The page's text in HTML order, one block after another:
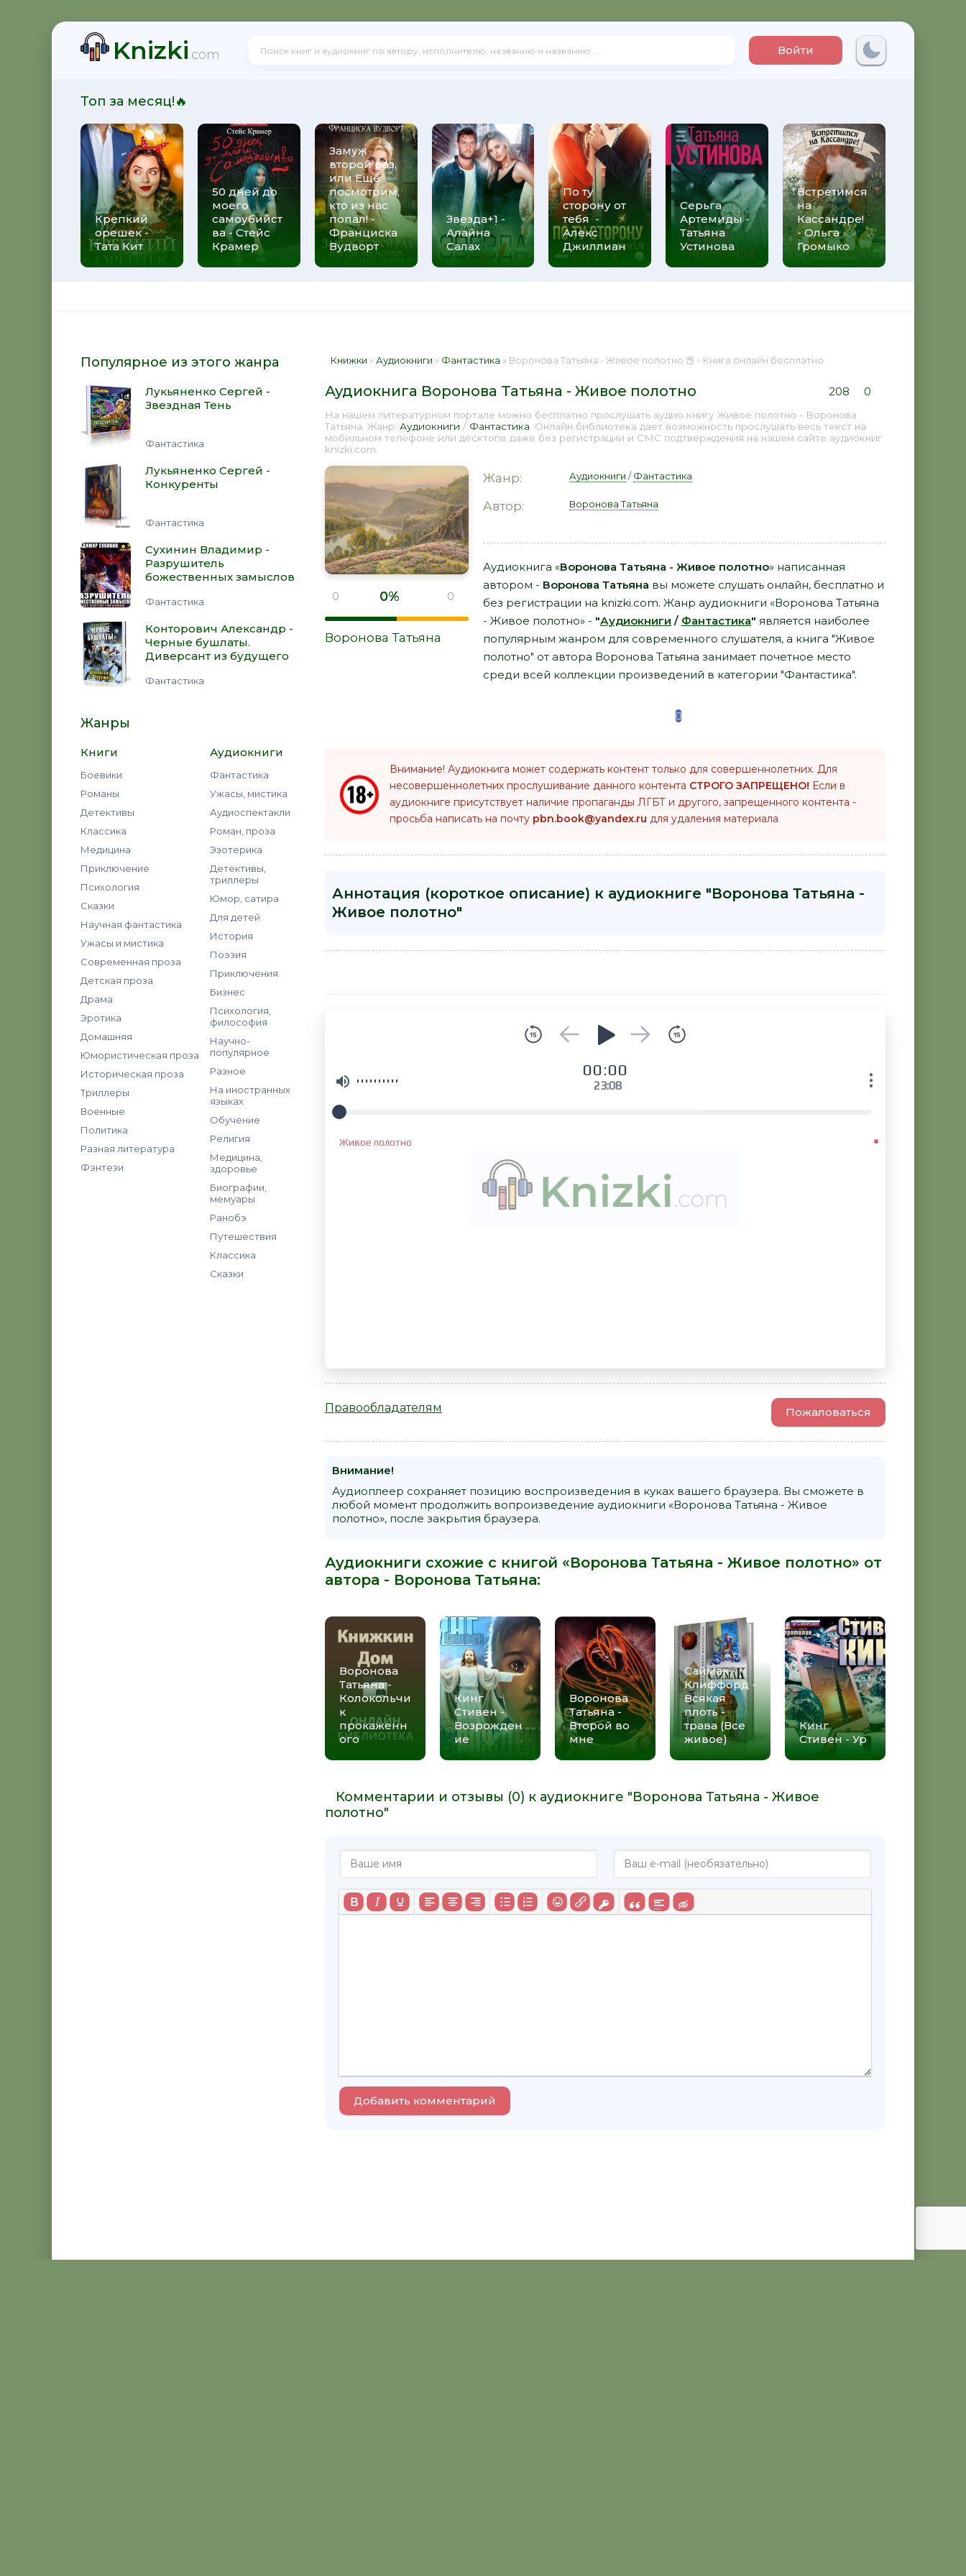
Knizki.com Войти
Топ за месяц!🔥
Крепкий
орешек -
Тата Кит
50 дней до
моего
самоубийст
ва - Стейс
Крамер
Замуж
второй раз,
или Ещё
посмотрим,
кто из нас
попал! -
Франциска
Вудворт
Звезда+1 -
Алайна
Салах
По ту
сторону от
тебя -
Алекс
Джиллиан
Серьга
Артемиды -
Татьяна
Устинова
Встретимся
на
Кассандре!
- Ольга
Громыко
Популярное из этого жанра
Лукьяненко Сергей -
Звездная Тень
Фантастика
Лукьяненко Сергей -
Конкуренты
Фантастика
Сухинин Владимир -
Разрушитель
божественных замыслов
Фантастика
Конторович Александр -
Черные бушлаты.
Диверсант из будущего
Фантастика
Жанры
Книги
Боевики
Романы
Детективы
Классика
Медицина
Приключение
Психология
Сказки
Научная фантастика
Ужасы и мистика
Современная проза
Детская проза
Драма
Эротика
Домашняя
Юмористическая проза
Историческая проза
Триллеры
Военные
Политика
Разная литература
Фэнтези
Аудиокниги
Фантастика
Ужасы, мистика
Аудиоспектакли
Роман, проза
Эзотерика
Детективы,
триллеры
Юмор, сатира
Для детей
История
Поэзия
Приключения
Бизнес
Психология,
философия
Научно-
популярное
Разное
На иностранных
языках
Обучение
Религия
Медицина,
здоровье
Биографии,
мемуары
Ранобэ
Путешествия
Классика
Сказки
Книжки »Аудиокниги » Фантастика » Воронова Татьяна - Живое полотно 📕 - Книга онлайн бесплатно
Аудиокнига Воронова Татьяна - Живое полотно 208 0
На нашем литературном портале можно бесплатно прослушать аудио книгу Живое полотно - Воронова
Татьяна. Жанр: Аудиокниги / Фантастика . Онлайн библиотека дает возможность прослушать весь текст на
мобильном телефоне или десктопе даже без регистрации и СМС подтверждения на нашем сайте аудиокниг
knizki.com.
0 0% 0
Воронова Татьяна
Жанр: Аудиокниги /Фантастика
Автор: Воронова Татьяна
Аудиокнига «Воронова Татьяна - Живое полотно» написанная
автором - Воронова Татьяна вы можете слушать онлайн, бесплатно и
без регистрации на knizki.com. Жанр аудиокниги «Воронова Татьяна
- Живое полотно» - "Аудиокниги / Фантастика" является наиболее
популярным жанром для современного слушателя, а книга "Живое
полотно" от автора Воронова Татьяна занимает почетное место
среди всей коллекции произведений в категории "Фантастика".
Внимание! Аудиокнига может содержать контент только для совершеннолетних. Для
несовершеннолетних прослушивание данного контента СТРОГО ЗАПРЕЩЕНО! Если в
аудиокниге присутствует наличие пропаганды ЛГБТ и другого, запрещенного контента -
просьба написать на почту pbn.book@yandex.ru для удаления материала
Аннотация (короткое описание) к аудиокниге "Воронова Татьяна -
Живое полотно"
00:00
23:08
Живое полотно
Правообладателям Пожаловаться
Внимание!
Аудиоплеер сохраняет позицию воспроизведения в куках вашего браузера. Вы сможете в
любой момент продолжить вопроизведение аудиокниги «Воронова Татьяна - Живое
полотно», после закрытия браузера.
Аудиокниги схожие с книгой «Воронова Татьяна - Живое полотно» от
автора - Воронова Татьяна:
Воронова
Татьяна -
Колокольчи
к
прокаженн
ого
Кинг
Стивен -
Возрожден
ие
Воронова
Татьяна -
Второй во
мне
Саймак
Клиффорд -
Всякая
плоть -
трава (Все
живое)
Кинг
Стивен - Ур
Комментарии и отзывы (0) к аудиокниге "Воронова Татьяна - Живое
полотно"
Добавить комментарий
божественных замыслов